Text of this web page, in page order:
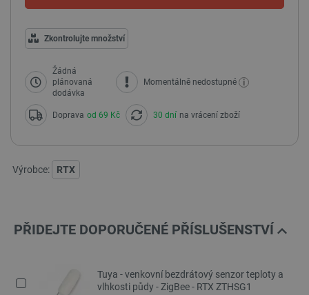
Zkontrolujte množství
Žádná
plánovaná
dodávka
Momentálně nedostupné i
Doprava od 69 Kč 30 dní na vrácení zboží
Výrobce: RTX
PŘIDEJTE DOPORUČENÉ PŘÍSLUŠENSTVÍ
Tuya - venkovní bezdrátový senzor teploty a
vlhkosti půdy - ZigBee - RTX ZTHSG1